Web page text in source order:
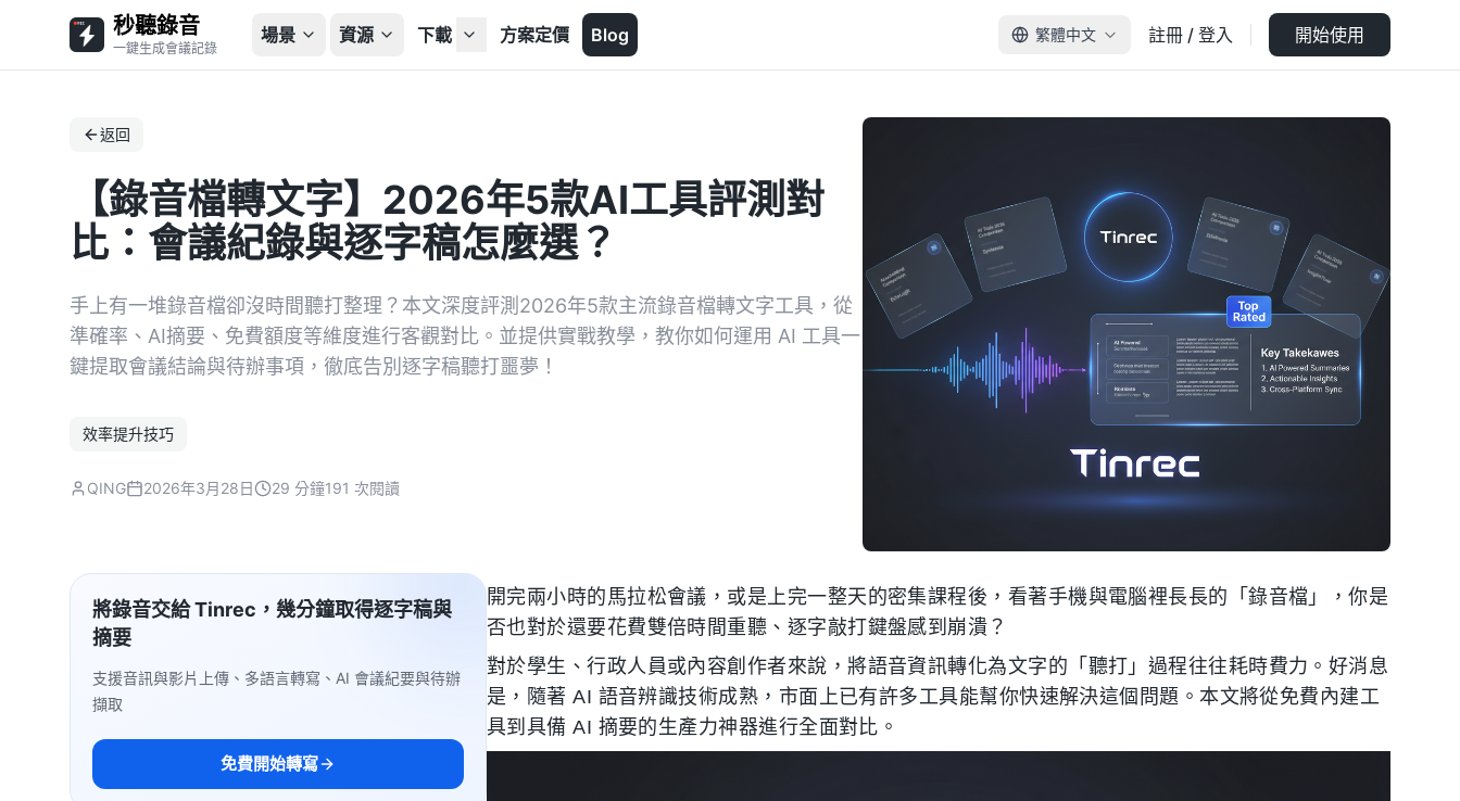
秒聽錄音
一鍵生成會議記錄
場景 資源 下載 方案定價 Blog 繁體中文 註冊 / 登入 開始使用
返回
【錄音檔轉文字】2026年5款AI工具評測對
比：會議紀錄與逐字稿怎麼選？
手上有一堆錄音檔卻沒時間聽打整理？本文深度評測2026年5款主流錄音檔轉文字工具，從
準確率、AI摘要、免費額度等維度進行客觀對比。並提供實戰教學，教你如何運用 AI 工具一
鍵提取會議結論與待辦事項，徹底告別逐字稿聽打噩夢！
效率提升技巧
QING 2026年3月28日 29 分鐘191 次閱讀
將錄音交給 Tinrec，幾分鐘取得逐字稿與
摘要
支援音訊與影片上傳、多語言轉寫、AI 會議紀要與待辦
擷取
免費開始轉寫
開完兩小時的馬拉松會議，或是上完一整天的密集課程後，看著手機與電腦裡長長的「錄音檔」，你是
否也對於還要花費雙倍時間重聽、逐字敲打鍵盤感到崩潰？
對於學生、行政人員或內容創作者來說，將語音資訊轉化為文字的「聽打」過程往往耗時費力。好消息
是，隨著 AI 語音辨識技術成熟，市面上已有許多工具能幫你快速解決這個問題。本文將從免費內建工
具到具備 AI 摘要的生產力神器進行全面對比。